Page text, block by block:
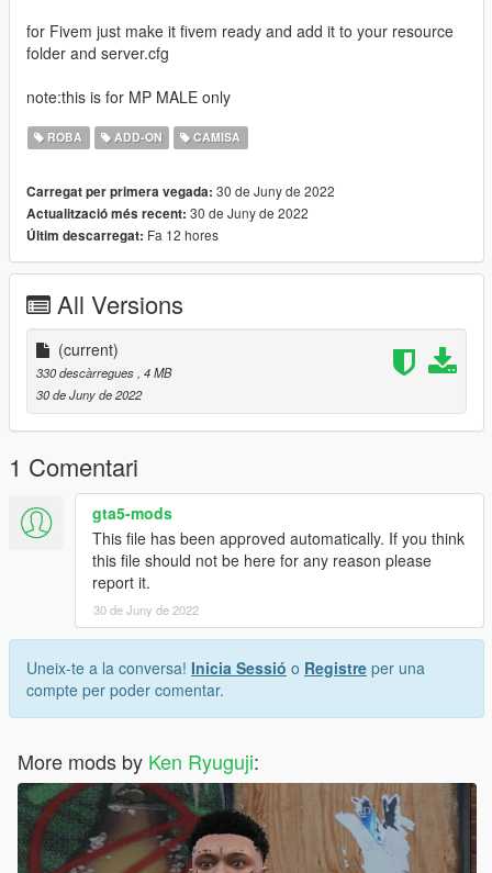
for Fivem just make it fivem ready and add it to your resource
folder and server.cfg
note:this is for MP MALE only
ROBA ADD-ON CAMISA
Carregat per primera vegada: 30 de Juny de 2022
Actualització més recent: 30 de Juny de 2022
Últim descarregat: Fa 12 hores
All Versions
(current)
330 descàrregues, 4 MB
30 de Juny de 2022
1 Comentari
gta5-mods
This file has been approved automatically. If you think
this file should not be here for any reason please
report it.
30 de Juny de 2022
Uneix-te a la conversa! Inicia Sessió o Registre per una
compte per poder comentar.
More mods by Ken Ryuguji: